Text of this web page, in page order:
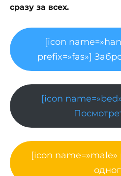
сразу за всех.
[icon
prefix=»fas»]
[icon
[icon name=»male»